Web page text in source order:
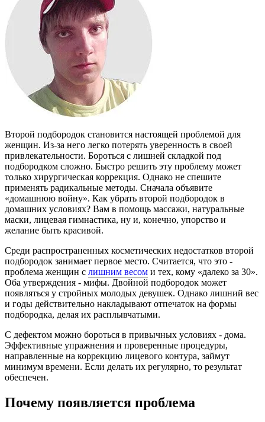
Второй подбородок становится настоящей проблемой для
женщин. Из-за него легко потерять уверенность в своей
привлекательности. Бороться с лишней складкой под
подбородком сложно. Быстро решить эту проблему может
только хирургическая коррекция. Однако не спешите
применять радикальные методы. Сначала объявите
«домашнюю войну». Как убрать второй подбородок в
домашних условиях? Вам в помощь массажи, натуральные
маски, лицевая гимнастика, ну и, конечно, упорство и
желание быть красивой.
Среди распространенных косметических недостатков второй
подбородок занимает первое место. Считается, что это -
проблема женщин с лишним весом и тех, кому «далеко за 30».
Оба утверждения - мифы. Двойной подбородок может
появляться у стройных молодых девушек. Однако лишний вес
и годы действительно накладывают отпечаток на формы
подбородка, делая их расплывчатыми.
С дефектом можно бороться в привычных условиях - дома.
Эффективные упражнения и проверенные процедуры,
направленные на коррекцию лицевого контура, займут
минимум времени. Если делать их регулярно, то результат
обеспечен.
Почему появляется проблема